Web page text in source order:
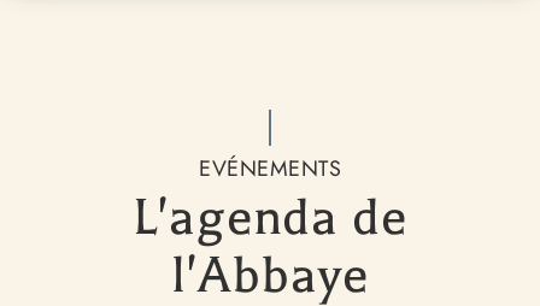
EVÉNEMENTS
L'agenda de
l'Abbaye